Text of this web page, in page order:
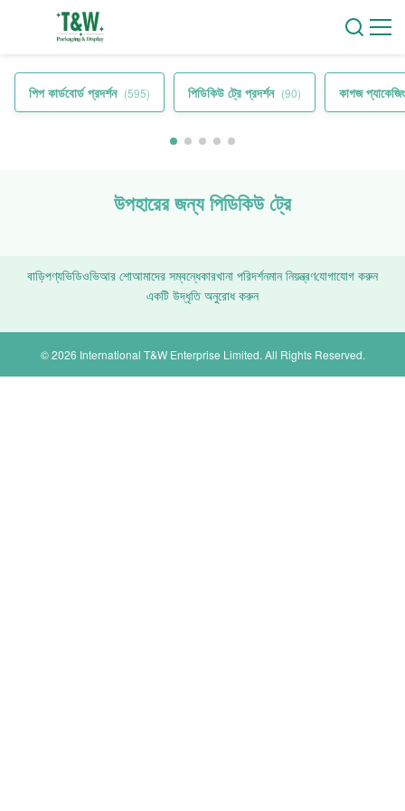
পিপ কার্ডবোর্ড প্রদর্শন (595) পিডিকিউ ট্রে প্রদর্শন (90) কাগজ প্যাকেজিং
উপহারের জন্য পিডিকিউ ট্রে
বাড়িপণ্যভিডিওভিআর শোআমাদের সম্বন্ধেকারখানা পরিদর্শনমান নিয়ন্ত্রণযোগাযোগ করুন
একটি উদ্ধৃতি অনুরোধ করুন
© 2026 International T&W Enterprise Limited. All Rights Reserved.